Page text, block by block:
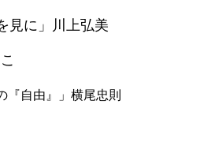
見に」川上弘美
『自由』」横尾忠則